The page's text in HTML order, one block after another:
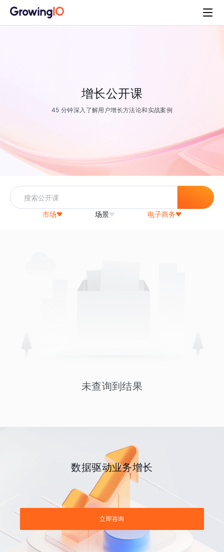
增长公开课
45 分钟深入了解用户增长方法论和实战案例
市场 场景 电子商务
未查询到结果
数据驱动业务增长
立即咨询